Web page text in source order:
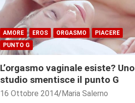
AMORE EROS ORGASMO
PIACERE
PUNTO G
L’orgasmo vaginale esiste? Uno
studio smentisce il punto G
16 Ottobre 2014 Maria Salerno